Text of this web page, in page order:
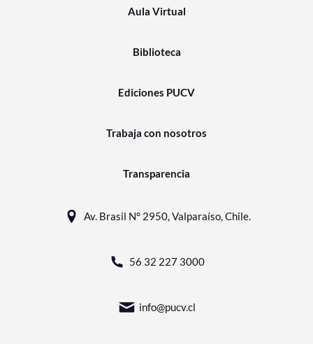
Aula Virtual
Biblioteca
Ediciones PUCV
Trabaja con nosotros
Transparencia
Av. Brasil N° 2950, Valparaíso, Chile.
56 32 227 3000
info@pucv.cl